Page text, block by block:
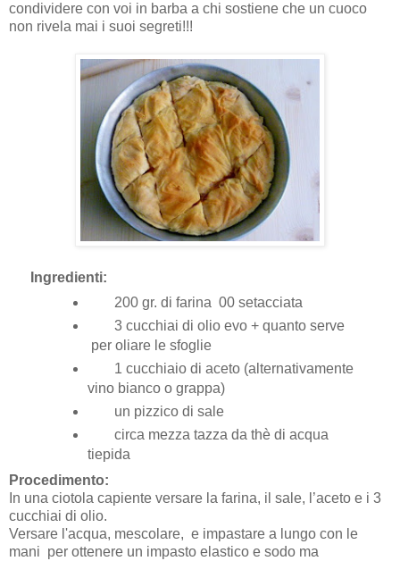
condividere con voi in barba a chi sostiene che un cuoco
non rivela mai i suoi segreti!!!
Ingredienti:
200 gr. di farina 00 setacciata
3 cucchiai di olio evo + quanto serve
per oliare le sfoglie
1 cucchiaio di aceto (alternativamente
vino bianco o grappa)
un pizzico di sale
circa mezza tazza da thè di acqua
tiepida
Procedimento:
In una ciotola capiente versare la farina, il sale, l’aceto e i 3
cucchiai di olio.
Versare l'acqua, mescolare, e impastare a lungo con le
mani per ottenere un impasto elastico e sodo ma